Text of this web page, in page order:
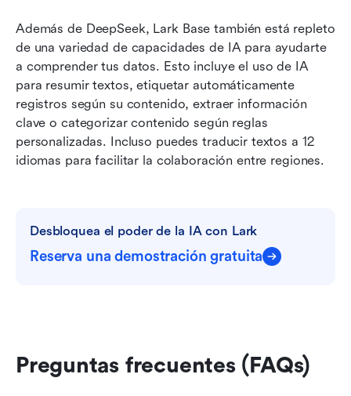
Además de DeepSeek, Lark Base también está repleto
de una variedad de capacidades de IA para ayudarte
a comprender tus datos. Esto incluye el uso de IA
para resumir textos, etiquetar automáticamente
registros según su contenido, extraer información
clave o categorizar contenido según reglas
personalizadas. Incluso puedes traducir textos a 12
idiomas para facilitar la colaboración entre regiones.
Desbloquea el poder de la IA con Lark
Reserva una demostración gratuita
Preguntas frecuentes (FAQs)